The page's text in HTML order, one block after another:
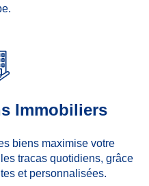
Immobiliers
biens maximise votre
tracas quotidiens, grâce
et personnalisées.